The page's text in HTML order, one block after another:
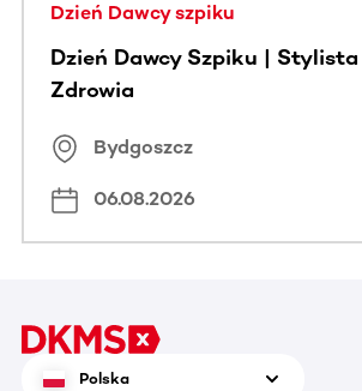
Dzień Dawcy szpiku
Dzień Dawcy Szpiku | Stylista
Zdrowia
Bydgoszcz
06.08.2026
Polska